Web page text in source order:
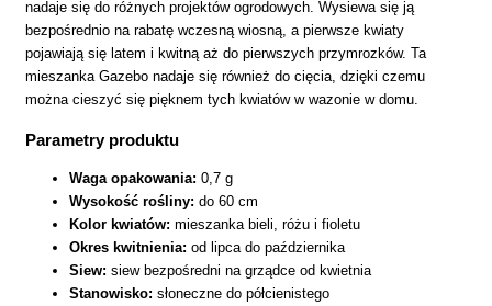
nadaje się do różnych projektów ogrodowych. Wysiewa się ją
bezpośrednio na rabatę wczesną wiosną, a pierwsze kwiaty
pojawiają się latem i kwitną aż do pierwszych przymrozków. Ta
mieszanka Gazebo nadaje się również do cięcia, dzięki czemu
można cieszyć się pięknem tych kwiatów w wazonie w domu.
Parametry produktu
Waga opakowania: 0,7 g
Wysokość rośliny: do 60 cm
Kolor kwiatów: mieszanka bieli, różu i fioletu
Okres kwitnienia: od lipca do października
Siew: siew bezpośredni na grządce od kwietnia
Stanowisko: słoneczne do półcienistego